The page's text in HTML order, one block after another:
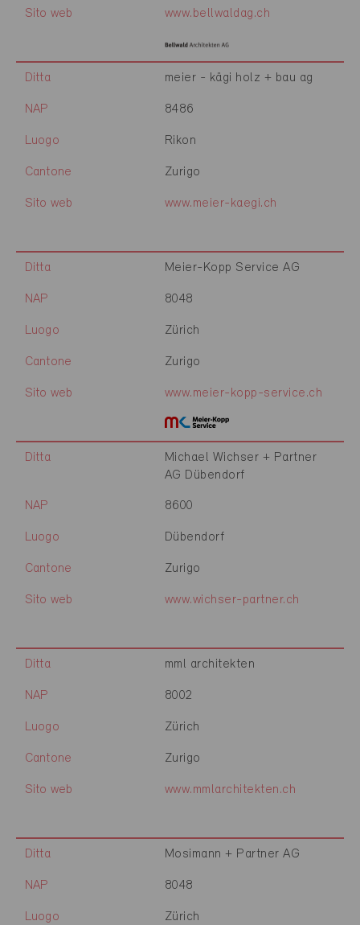
Sito web www.bellwaldag.ch
Ditta meier - kägi holz + bau ag
NAP 8486
Luogo Rikon
Cantone Zurigo
Sito web www.meier-kaegi.ch
Ditta Meier-Kopp Service AG
NAP 8048
Luogo Zürich
Cantone Zurigo
Sito web www.meier-kopp-service.ch
Ditta
Michael Wichser + Partner
AG Dübendorf
NAP 8600
Luogo Dübendorf
Cantone Zurigo
Sito web www.wichser-partner.ch
Ditta mml architekten
NAP 8002
Luogo Zürich
Cantone Zurigo
Sito web www.mmlarchitekten.ch
Ditta Mosimann + Partner AG
NAP 8048
Luogo Zürich